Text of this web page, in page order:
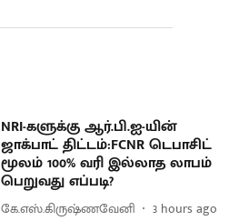
NRI-களுக்கு ஆர்.பி.ஐ-யின்
ஜாக்பாட் திட்டம்:FCNR டெபாசிட்
மூலம் 100% வரி இல்லாத லாபம்
பெறுவது எப்படி?
கே.எஸ்.கிருஷ்ணவேனி 3 hours ago